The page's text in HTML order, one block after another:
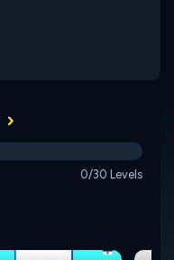
0/30 Levels